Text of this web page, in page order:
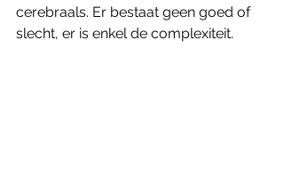
cerebraals. Er bestaat geen goed of
slecht, er is enkel de complexiteit.